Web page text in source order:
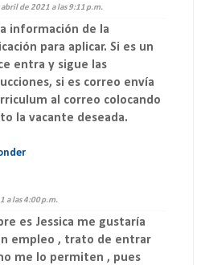
de 2021 a las 9:11 p.m.
información de la
para aplicar. Si es un
entra y sigue las
si es correo envía
al correo colocando
la vacante deseada.
a las 4:00 p.m.
es Jessica me gustaría
empleo , trato de entrar
me lo permiten , pues